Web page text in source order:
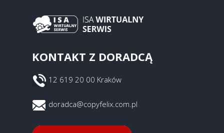
KONTAKT Z DORADCĄ
12 619 20 00 Kraków
doradca@copyfelix.com.pl